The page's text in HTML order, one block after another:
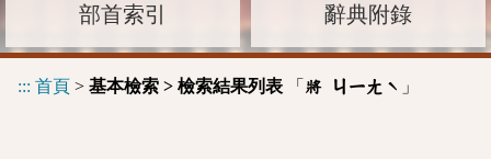
部首索引 辭典附錄
::: 首頁 > 基本檢索 > 檢索結果列表 「 將 ㄐㄧㄤˋ 」